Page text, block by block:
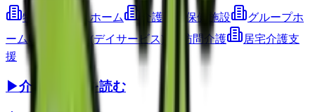
特別養護老人ホーム 介護老人保健施設
グループホ
ーム
通所介護(デイサービス) 訪問介護
居宅介護支
援
▶介護コラムを読む